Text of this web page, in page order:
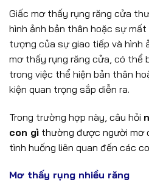
Giấc mơ thấy rụng răng cửa
hình ảnh bản thân hoặc sự mất
tượng của sự giao tiếp và hình
mơ thấy rụng răng cửa, có thể
trong việc thể hiện bản thân
kiện quan trọng sắp diễn ra.
Trong trường hợp này, câu hỏi
con gì thường được người mơ
tình huống liên quan đến các
Mơ thấy rụng nhiều răng